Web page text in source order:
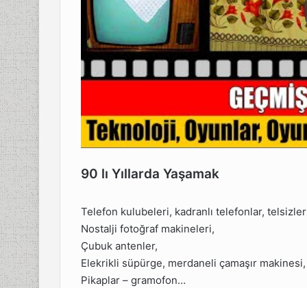
90 lı Yıllarda Yaşamak
Telefon kulubeleri, kadranlı telefonlar, telsizler
Nostalji fotoğraf makineleri,
Çubuk antenler,
Elekrikli süpürge, merdaneli çamaşır makinesi,
Pikaplar – gramofon…